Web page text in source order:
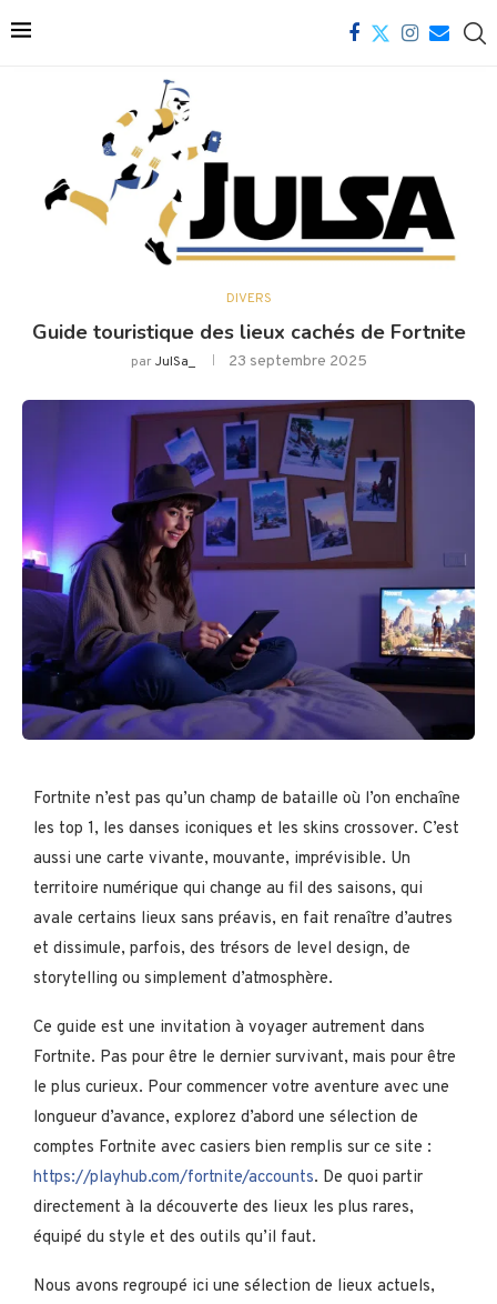
DIVERS
Guide touristique des lieux cachés de Fortnite
parJulSa_ 23 septembre 2025
Fortnite n’est pas qu’un champ de bataille où l’on enchaîne
les top 1, les danses iconiques et les skins crossover. C’est
aussi une carte vivante, mouvante, imprévisible. Un
territoire numérique qui change au fil des saisons, qui
avale certains lieux sans préavis, en fait renaître d’autres
et dissimule, parfois, des trésors de level design, de
storytelling ou simplement d’atmosphère.
Ce guide est une invitation à voyager autrement dans
Fortnite. Pas pour être le dernier survivant, mais pour être
le plus curieux. Pour commencer votre aventure avec une
longueur d’avance, explorez d’abord une sélection de
comptes Fortnite avec casiers bien remplis sur ce site :
https://playhub.com/fortnite/accounts. De quoi partir
directement à la découverte des lieux les plus rares,
équipé du style et des outils qu’il faut.
Nous avons regroupé ici une sélection de lieux actuels,